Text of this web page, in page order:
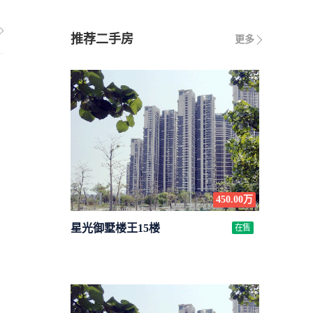
更多
推荐二手房
450.00万
星光御墅楼王15楼 在售